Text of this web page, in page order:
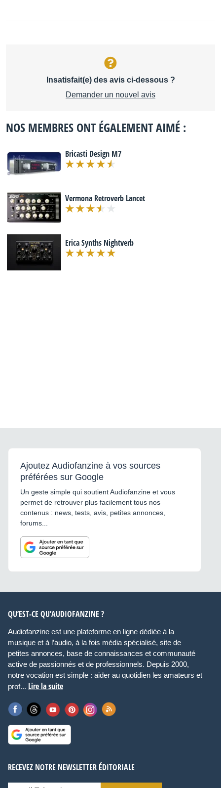
Insatisfait(e) des avis ci-dessous ?
Demander un nouvel avis
NOS MEMBRES ONT ÉGALEMENT AIMÉ :
Bricasti Design M7
Vermona Retroverb Lancet
Erica Synths Nightverb
Ajoutez Audiofanzine à vos sources
préférées sur Google
Un geste simple qui soutient Audiofanzine et vous
permet de retrouver plus facilement tous nos
contenus : news, tests, avis, petites annonces,
forums...
QU’EST-CE QU’AUDIOFANZINE ?
Audiofanzine est une plateforme en ligne dédiée à la
musique et à l’audio, à la fois média spécialisé, site de
petites annonces, base de connaissances et communauté
active de passionnés et de professionnels. Depuis 2000,
notre vocation est simple : aider au quotidien les amateurs et
prof... Lire la suite
RECEVEZ NOTRE NEWSLETTER ÉDITORIALE